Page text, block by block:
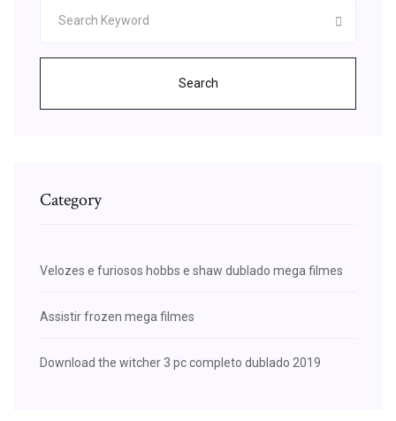
Search
Category
Velozes e furiosos hobbs e shaw dublado mega filmes
Assistir frozen mega filmes
Download the witcher 3 pc completo dublado 2019